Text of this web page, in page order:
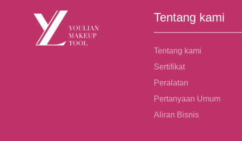
Tentang kami
Tentang kami
Sertifikat
Peralatan
Pertanyaan Umum
Aliran Bisnis